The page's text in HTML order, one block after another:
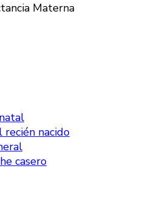
Materna
recién nacido
casero